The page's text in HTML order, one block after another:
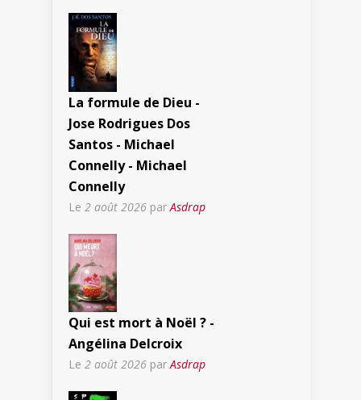
La formule de Dieu -
Jose Rodrigues Dos
Santos - Michael
Connelly - Michael
Connelly
Le 2 août 2026 parAsdrap
Qui est mort à Noël ? -
Angélina Delcroix
Le 2 août 2026 par Asdrap